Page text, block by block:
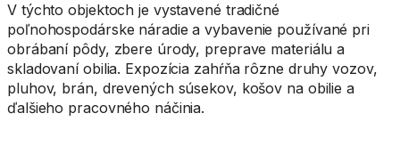
V týchto objektoch je vystavené tradičné
poľnohospodárske náradie a vybavenie používané pri
obrábaní pôdy, zbere úrody, preprave materiálu a
skladovaní obilia. Expozícia zahŕňa rôzne druhy vozov,
pluhov, brán, drevených súsekov, košov na obilie a
ďalšieho pracovného náčinia.